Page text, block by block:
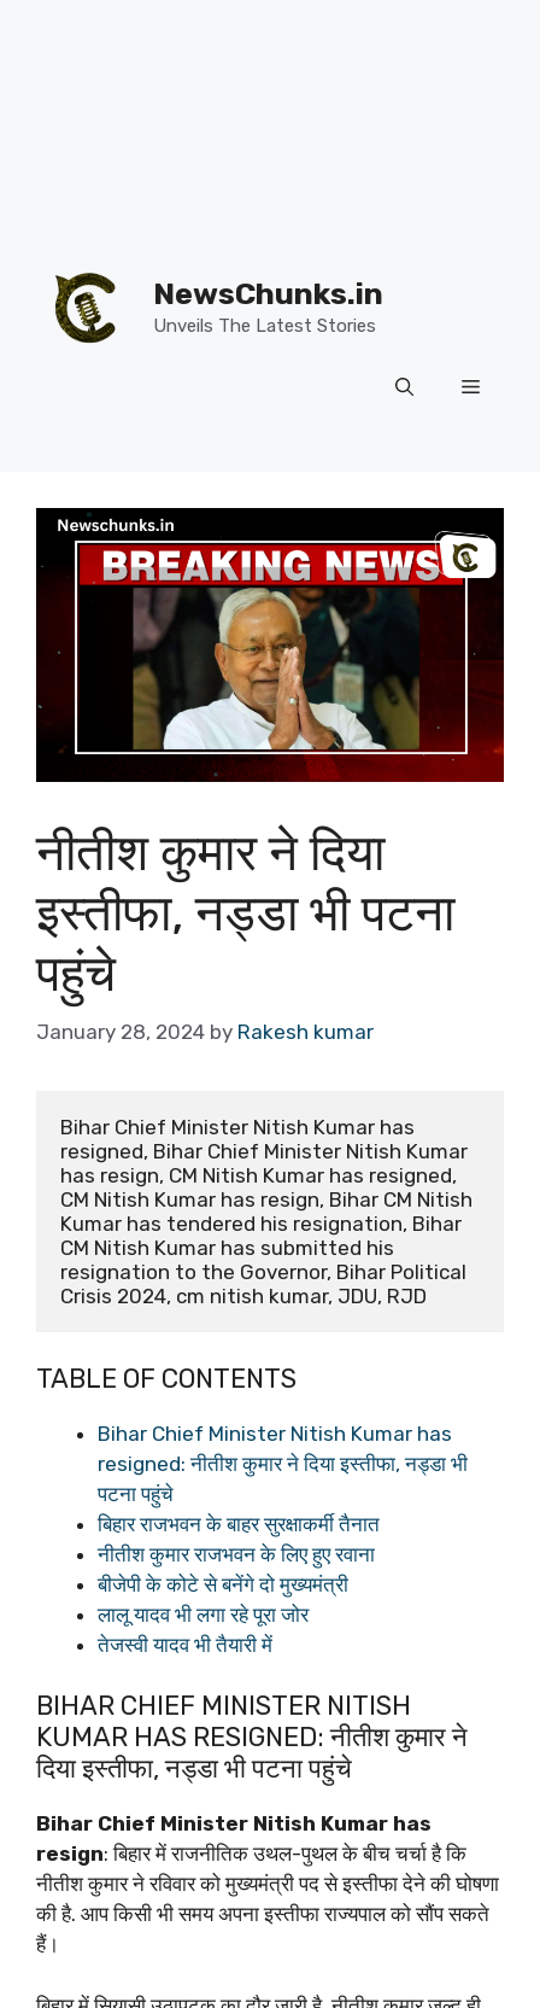
content
NewsChunks.in
Unveils The Latest Stories
Menu
नीतीश कुमार ने दिया
इस्तीफा, नड्डा भी पटना
पहुंचे
January 28, 2024 by Rakesh kumar
Bihar Chief Minister Nitish Kumar has
resigned, Bihar Chief Minister Nitish Kumar
has resign, CM Nitish Kumar has resigned,
CM Nitish Kumar has resign, Bihar CM Nitish
Kumar has tendered his resignation, Bihar
CM Nitish Kumar has submitted his
resignation to the Governor, Bihar Political
Crisis 2024, cm nitish kumar, JDU, RJD
TABLE OF CONTENTS
Bihar Chief Minister Nitish Kumar has
resigned: नीतीश कुमार ने दिया इस्तीफा, नड्डा भी
पटना पहुंचे
बिहार राजभवन के बाहर सुरक्षाकर्मी तैनात
नीतीश कुमार राजभवन के लिए हुए रवाना
बीजेपी के कोटे से बनेंगे दो मुख्यमंत्री
लालू यादव भी लगा रहे पूरा जोर
तेजस्वी यादव भी तैयारी में
BIHAR CHIEF MINISTER NITISH
KUMAR HAS RESIGNED: नीतीश कुमार ने
दिया इस्तीफा, नड्डा भी पटना पहुंचे
Bihar Chief Minister Nitish Kumar has
resign: बिहार में राजनीतिक उथल-पुथल के बीच चर्चा है कि
नीतीश कुमार ने रविवार को मुख्यमंत्री पद से इस्तीफा देने की घोषणा
की है. आप किसी भी समय अपना इस्तीफा राज्यपाल को सौंप सकते
हैं।